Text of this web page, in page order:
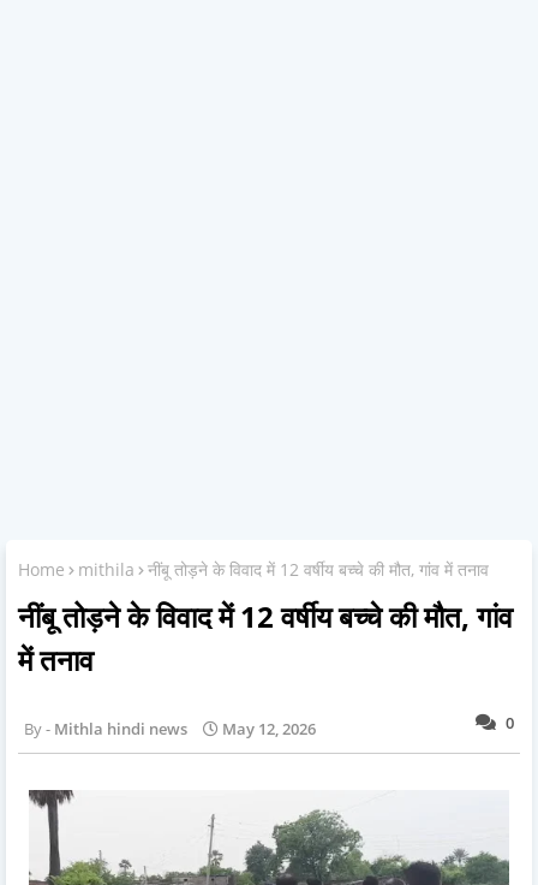
Home mithila नींबू तोड़ने के विवाद में 12 वर्षीय बच्चे की मौत, गांव में तनाव
नींबू तोड़ने के विवाद में 12 वर्षीय बच्चे की मौत, गांव
में तनाव
0
Mithla hindi news May 12, 2026